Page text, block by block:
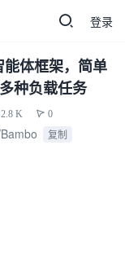
登录
体框架，简单
种负载任务
2.8 K 0
复制